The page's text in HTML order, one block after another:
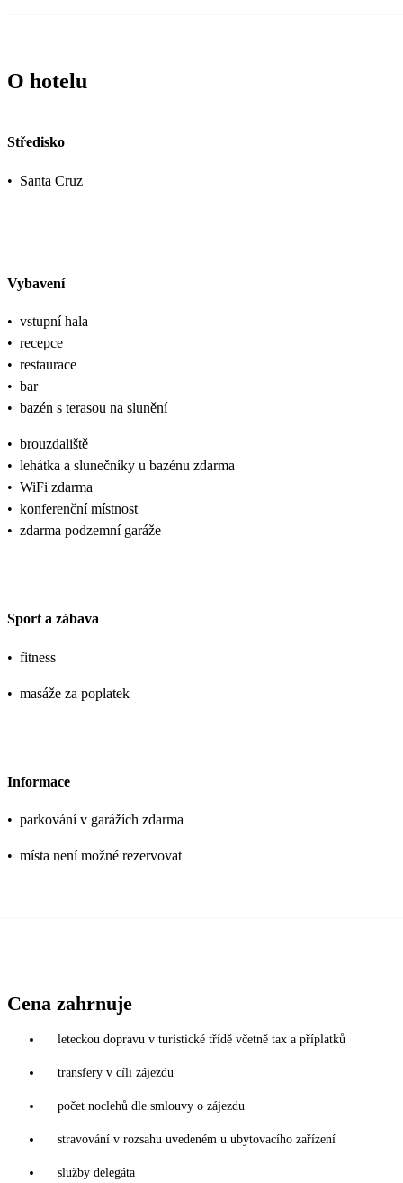
O hotelu
Středisko
• Santa Cruz
Vybavení
• vstupní hala
• recepce
• restaurace
• bar
• bazén s terasou na slunění
• brouzdaliště
• lehátka a slunečníky u bazénu zdarma
• WiFi zdarma
• konferenční místnost
• zdarma podzemní garáže
Sport a zábava
• fitness
• masáže za poplatek
Informace
• parkování v garážích zdarma
• místa není možné rezervovat
Cena zahrnuje
leteckou dopravu v turistické třídě včetně tax a příplatků
transfery v cíli zájezdu
počet noclehů dle smlouvy o zájezdu
stravování v rozsahu uvedeném u ubytovacího zařízení
služby delegáta